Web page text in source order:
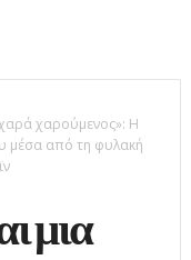
χαρά χαρούμενος»: Η
μέσα από τη φυλακή
μια